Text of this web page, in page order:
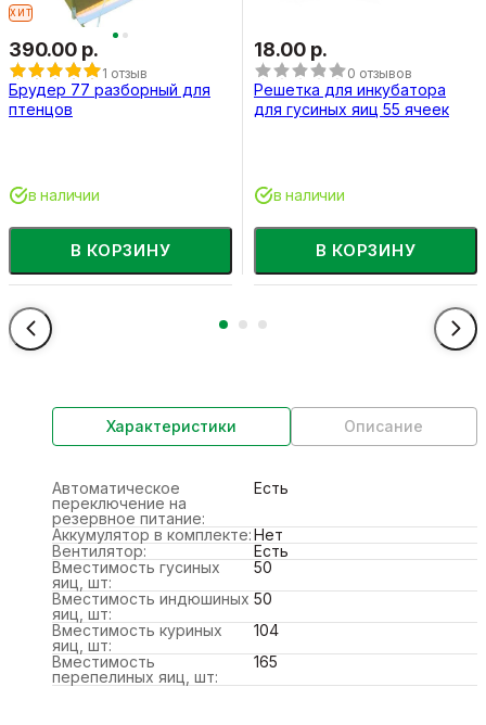
ХИТ
390.00 р.
1 отзыв
Брудер 77 разборный для
птенцов
В КОРЗИНУ
в наличии
18.00 р.
0 отзывов
Решетка для инкубатора
для гусиных яиц 55 ячеек
В КОРЗИНУ
в наличии
Характеристики Описание
Автоматическое
переключение на
резервное питание:
Есть
Аккумулятор в комплекте:Нет
Вентилятор:
Есть
Вместимость гусиных
яиц, шт:
50
Вместимость индюшиных
яиц, шт:
50
Вместимость куриных
яиц, шт:
104
Вместимость
перепелиных яиц, шт:
165